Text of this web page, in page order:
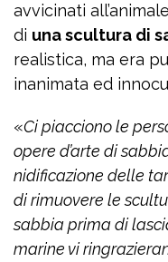
avvicinati
di una scultura di
realistica, ma era
inanimata ed
«Ci piacciono le
opere d’arte di
nidificazione delle
di rimuovere le
sabbia prima di
marine vi